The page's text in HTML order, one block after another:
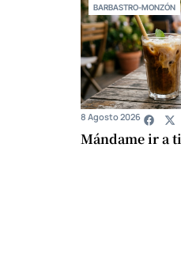
BARBASTRO-MONZÓN
Mándame ir a ti
8 Agosto 2026